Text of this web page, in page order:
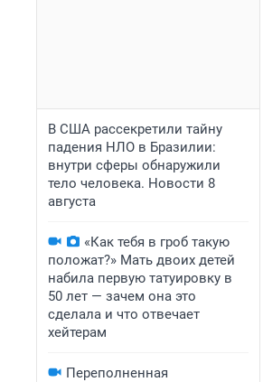
В США рассекретили тайну
падения НЛО в Бразилии:
внутри сферы обнаружили
тело человека. Новости 8
августа
«Как тебя в гроб такую
положат?» Мать двоих детей
набила первую татуировку в
50 лет — зачем она это
сделала и что отвечает
хейтерам
Переполненная